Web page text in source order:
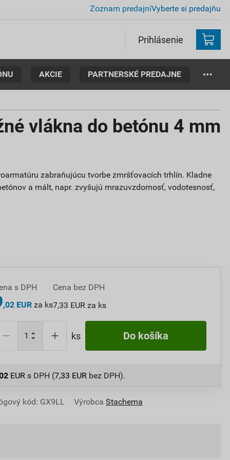
Zoznam predajníVyberte si predajňu
Prihlásenie
AKCIE PARTNERSKÉ PREDAJNE
vlákna do betónu 4 mm
zabraňujúcu tvorbe zmršťovacích trhlín. Kladne
a mált, napr. zvyšujú mrazuvzdornosť, vodotesnosť,
s DPH
,02 EUR za ks
Cena bez DPH
7,33 EUR za ks
ks Do košíka
EUR s DPH (7,33 EUR bez DPH).
kód: GX9LL Výrobca Stachema